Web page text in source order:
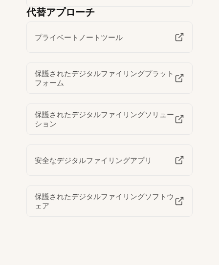
代替アプローチ
プライベートノートツール
保護されたデジタルファイリングプラット
フォーム
保護されたデジタルファイリングソリュー
ション
安全なデジタルファイリングアプリ
保護されたデジタルファイリングソフトウ
ェア